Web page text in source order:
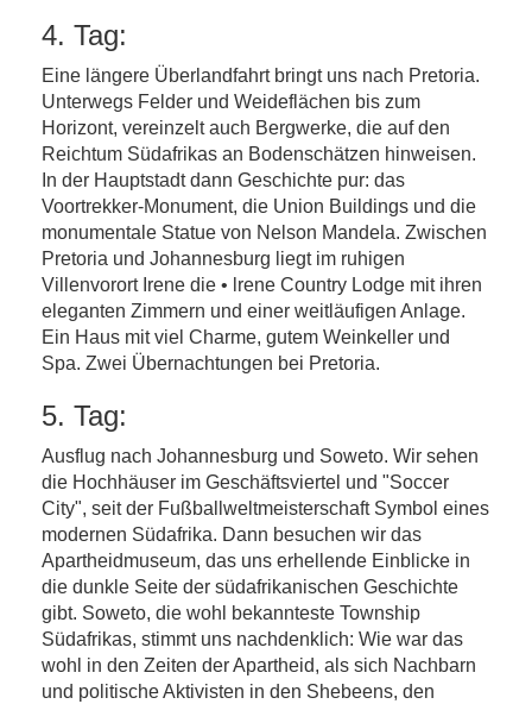
4. Tag:
Eine längere Überlandfahrt bringt uns nach Pretoria.
Unterwegs Felder und Weideflächen bis zum
Horizont, vereinzelt auch Bergwerke, die auf den
Reichtum Südafrikas an Bodenschätzen hinweisen.
In der Hauptstadt dann Geschichte pur: das
Voortrekker-Monument, die Union Buildings und die
monumentale Statue von Nelson Mandela. Zwischen
Pretoria und Johannesburg liegt im ruhigen
Villenvorort Irene die • lrene Country Lodge mit ihren
eleganten Zimmern und einer weitläufigen Anlage.
Ein Haus mit viel Charme, gutem Weinkeller und
Spa. Zwei Übernachtungen bei Pretoria.
5. Tag:
Ausflug nach Johannesburg und Soweto. Wir sehen
die Hochhäuser im Geschäftsviertel und "Soccer
City", seit der Fußballweltmeisterschaft Symbol eines
modernen Südafrika. Dann besuchen wir das
Apartheidmuseum, das uns erhellende Einblicke in
die dunkle Seite der südafrikanischen Geschichte
gibt. Soweto, die wohl bekannteste Township
Südafrikas, stimmt uns nachdenklich: Wie war das
wohl in den Zeiten der Apartheid, als sich Nachbarn
und politische Aktivisten in den Shebeens, den